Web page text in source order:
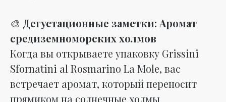
🎨 Дегустационные заметки: Аромат
средиземноморских холмов
Когда вы открываете упаковку Grissini
Sfornatini al Rosmarino La Mole, вас
встречает аромат, который переносит
прямиком на солнечные холмы